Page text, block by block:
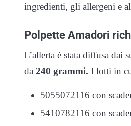
ingredienti, gli allergeni e
Polpette Amadori
L’allerta è stata diffusa
da 240 grammi. I lotti in
5055072116 con
5410782116 con